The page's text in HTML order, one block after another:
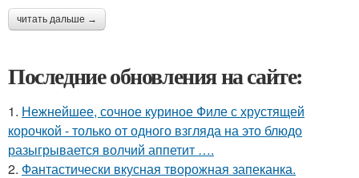
читать дальше →
Последние обновления на сайте:
1. Нежнейшее, сочное куриное Филе с хрустящей
корочкой - только от одного взгляда на это блюдо
разыгрывается волчий аппетит ….
2. Фантастически вкусная творожная запеканка.